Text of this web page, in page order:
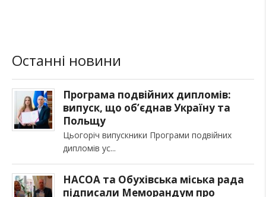
Останні новини
Програма подвійних дипломів:
випуск, що об’єднав Україну та
Польщу
Цьогоріч випускники Програми подвійних
дипломів ус
НАСОА та Обухівська міська рада
підписали Меморандум про